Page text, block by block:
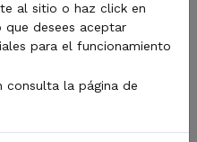
de MotorLand
sobre eventos,
del circuito y
o tipo de contenido y
del motor.
al sitio o haz click en
que desees aceptar
para el funcionamiento
consulta la página de